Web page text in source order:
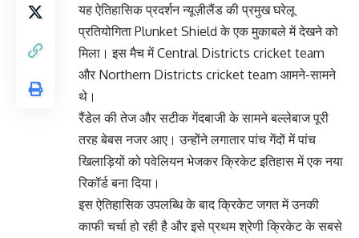
यह ऐतिहासिक प्रदर्शन न्यूज़ीलैंड की प्रमुख घरेलू
प्रतियोगिता Plunket Shield के एक मुकाबले में देखने को
मिला। इस मैच मेंCentral Districts cricket team
और Northern Districts cricket team आमने-सामने
थे।
रैंडेल की तेज और सटीक गेंदबाजी के सामने बल्लेबाज पूरी
तरह बेबस नजर आए। उन्होंने लगातार पांच गेंदों में पांच
खिलाड़ियों को पवेलियन भेजकर क्रिकेट इतिहास में एक नया
रिकॉर्ड बना दिया।
इस ऐतिहासिक उपलब्धि के बाद क्रिकेट जगत में उनकी
काफी चर्चा हो रही है और इसे प्रथम श्रेणी क्रिकेट के सबसे